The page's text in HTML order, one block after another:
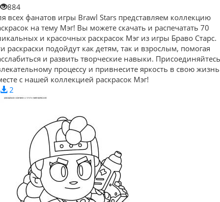
884
всех фанатов игры Brawl Stars представляем коллекцию
на тему Мэг! Вы можете скачать и распечатать 70
и красочных раскрасок Мэг из игры Браво Старс.
раскраски подойдут как детям, так и взрослым, помогая
и развить творческие навыки.
процессу и привнесите яркость в свою жизнь
с нашей коллекцией раскрасок Мэг!
2